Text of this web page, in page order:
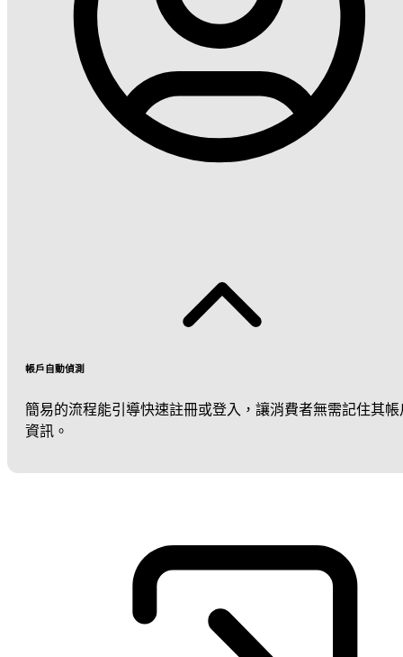
帳戶自動偵測
簡易的流程能引導快速註冊或登入，讓消費者無需記住其帳
資訊。